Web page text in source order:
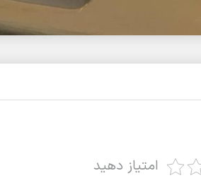
امتیاز دهید